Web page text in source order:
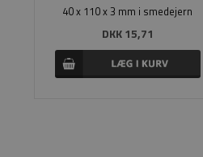
40 x 110 x 3 mm i smedejern
DKK 15,71